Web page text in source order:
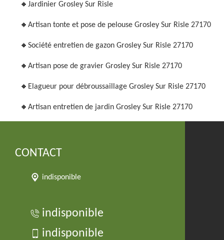
Jardinier Grosley Sur Risle
Artisan tonte et pose de pelouse Grosley Sur Risle 27170
Société entretien de gazon Grosley Sur Risle 27170
Artisan pose de gravier Grosley Sur Risle 27170
Elagueur pour débroussaillage Grosley Sur Risle 27170
Artisan entretien de jardin Grosley Sur Risle 27170
CONTACT
indisponible
indisponible
indisponible